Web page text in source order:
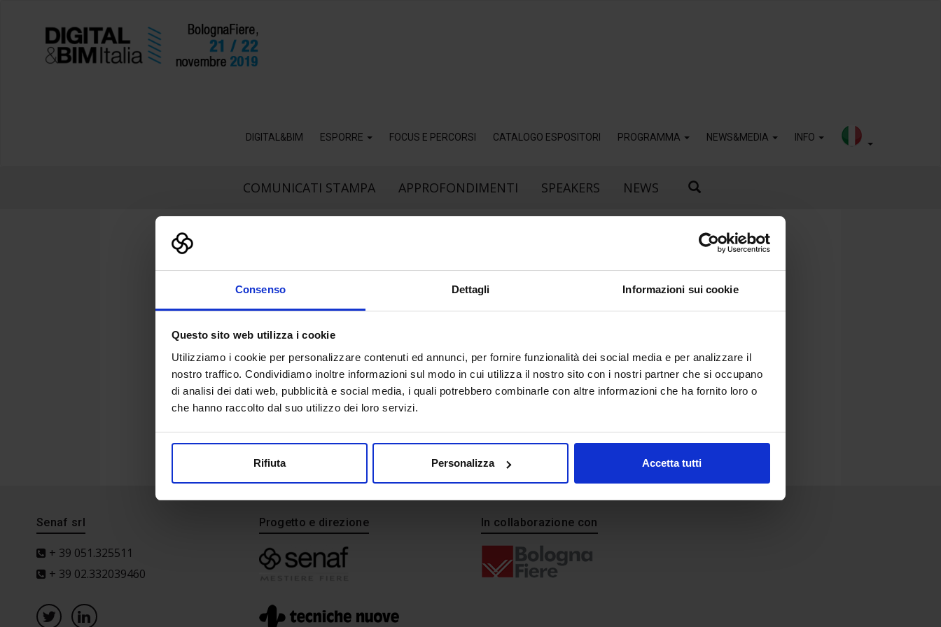
Consenso Dettagli Informazioni sui cookie
Questo sito web utilizza i cookie
Utilizziamo i cookie per personalizzare contenuti ed annunci, per fornire funzionalità dei social media e per analizzare il
nostro traffico. Condividiamo inoltre informazioni sul modo in cui utilizza il nostro sito con i nostri partner che si occupano
di analisi dei dati web, pubblicità e social media, i quali potrebbero combinarle con altre informazioni che ha fornito loro o
che hanno raccolto dal suo utilizzo dei loro servizi.
Rifiuta Personalizza Accetta tutti
DIGITAL&BIM ESPORRE FOCUS E PERCORSI CATALOGO ESPOSITORI PROGRAMMA NEWS&MEDIA INFO
COMUNICATI STAMPA APPROFONDIMENTI SPEAKERS NEWS
Senaf srl
+ 39 051.325511
+ 39 02.332039460
Progetto e direzione In collaborazione con